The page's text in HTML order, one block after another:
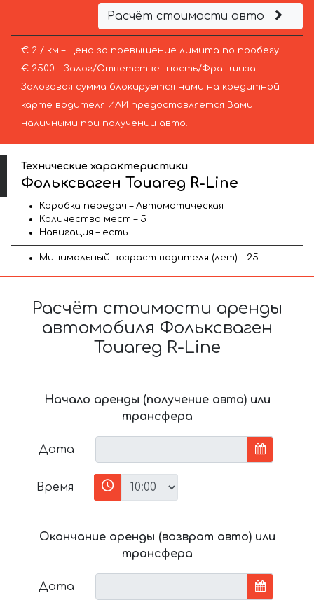
Расчёт стоимости авто
€ 2 / км – Цена за превышение лимита по пробегу
€ 2500 – Залог/Ответственность/Франшиза.
Залоговая сумма блокируется нами на кредитной
карте водителя ИЛИ предоставляется Вами
наличными при получении авто.
Технические характеристики
Фольксваген Touareg R-Line
Коробка передач – Автоматическая
Количество мест – 5
Навигация – есть
Минимальный возраст водителя (лет) – 25
Расчёт стоимости аренды
автомобиля Фольксваген
Touareg R-Line
Начало аренды (получение авто) или
трансфера
Дата
Время
Окончание аренды (возврат авто) или
трансфера
Дата